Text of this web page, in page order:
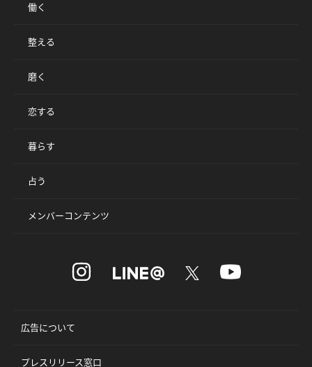
働く
整える
磨く
恋する
暮らす
占う
メンバーコンテンツ
広告について
プレスリリース窓口